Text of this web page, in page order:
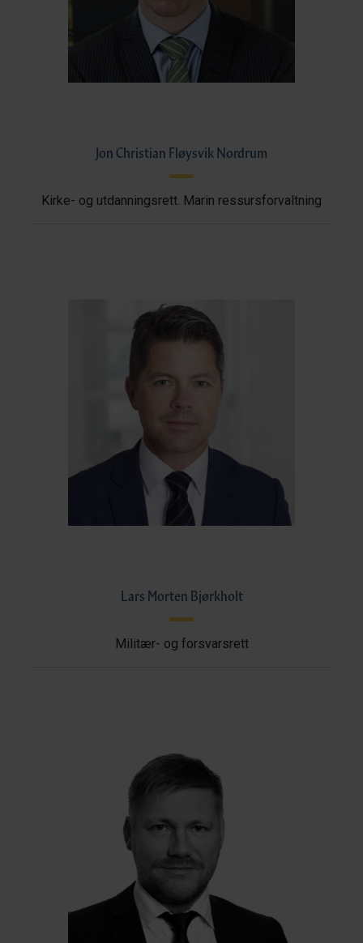
Jon Christian Fløysvik Nordrum
Kirke- og utdanningsrett. Marin ressursforvaltning
Lars Morten Bjørkholt
Militær- og forsvarsrett